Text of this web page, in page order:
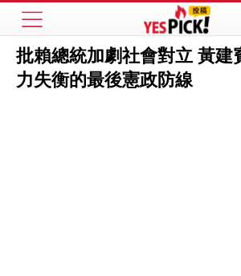
批賴總統加劇社會對立 黃建
力失衡的最後憲政防線